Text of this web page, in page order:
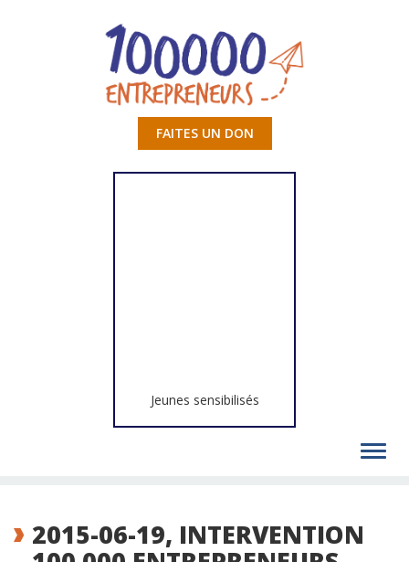
FAITES UN DON
Jeunes sensibilisés
2015-06-19, INTERVENTION